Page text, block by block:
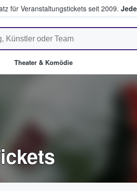
für Veranstaltungstickets seit 2009.
Tickets kaufen & verkaufen
Theater & Komödie